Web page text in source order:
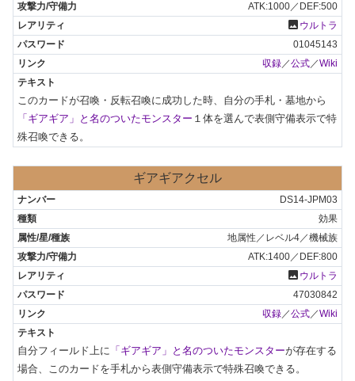
ATK:1000／DEF:500
photo ウルトラ
01045143
収録／公式／Wiki
このカードが召喚・反転召喚に成功した時、自分の手札・墓地から
「ギアギア」と名のついたモンスター １体を選んで表側守備表示で特
殊召喚できる。
ギアギアクセル
DS14-JPM03
効果
地属性／レベル4／機械族
ATK:1400／DEF:800
photo ウルトラ
47030842
収録 ／公式 ／Wiki
自分フィールド上に 「ギアギア」と名のついたモンスターが存在する
場合、このカードを手札から表側守備表示で特殊召喚できる。